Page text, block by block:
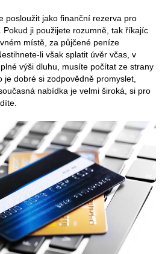
posloužit jako finanční rezerva pro
Pokud ji použijete rozumně, tak říkajíc
místě, za půjčené peníze
li však splatit úvěr včas, v
výši dluhu, musíte počítat ze strany
je dobré si zodpovědně promyslet,
nabídka je velmi široká, si pro